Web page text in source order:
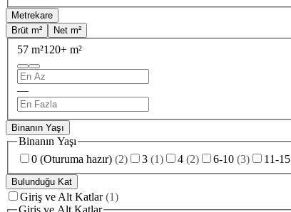
Metrekare
Brüt m²
Net m²
57 m²120+ m²
—
Binanın Yaşı
Binanın Yaşı
0 (Oturuma hazır) (2) 3 (1) 4 (2) 6-10 (3) 11-15
Bulunduğu Kat
Giriş ve Alt Katlar (1)